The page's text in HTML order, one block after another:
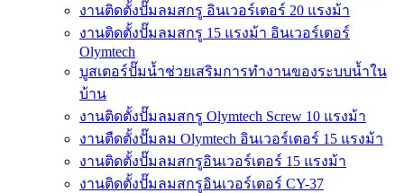
งานติดตั้งปั๊มลมสกรู อินเวอร์เตอร์ 20 แรงม้า
งานติดตั้งปั๊มลมสกรู 15 แรงม้า อินเวอร์เตอร์
Olymtech
บูสเตอร์ปั๊มน้ำช่วยเสริมการทำงานของระบบน้ำใน
บ้าน
งานติดตั้งปั๊มลมสกรู Olymtech Screw 10 แรงม้า
งานตืดตั้งปั๊มลม Olymtech อินเวอร์เตอร์ 15 แรงม้า
งานติดตั้งปั๊มลมสกรูอินเวอร์เตอร์ 15 แรงม้า
งานติดตั้งปั๊มลมสกรูอินเวอร์เตอร์ CY-37